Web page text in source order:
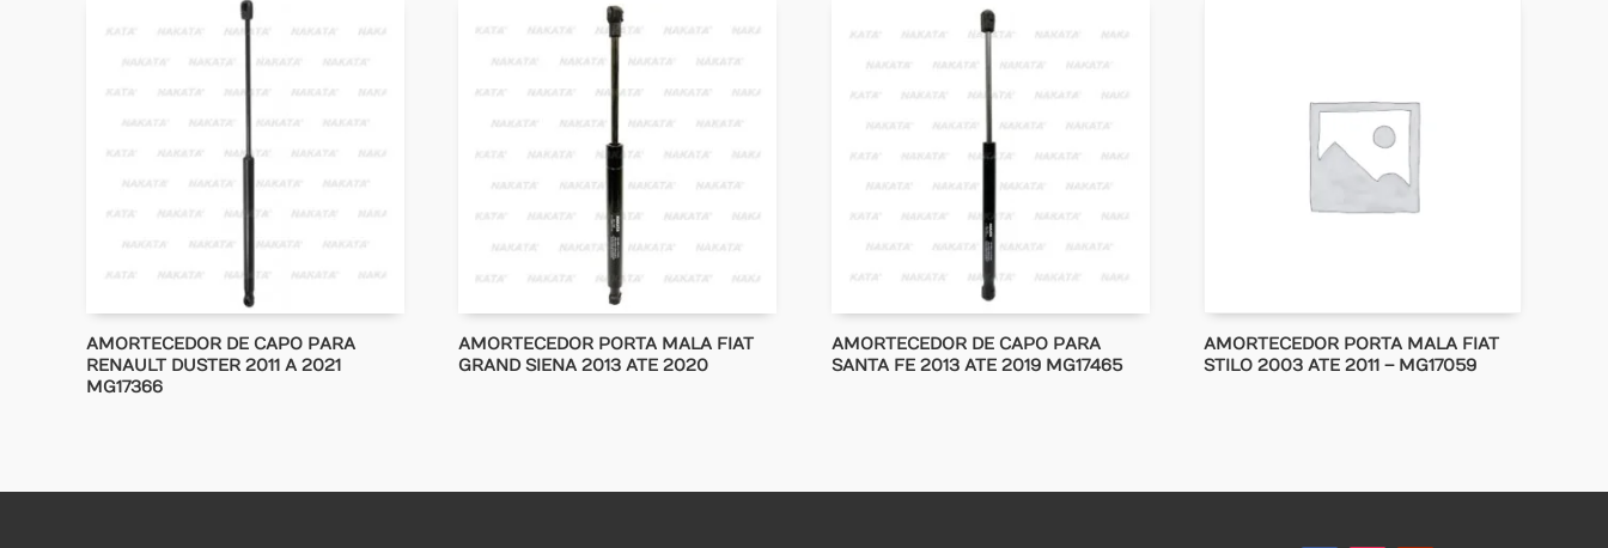
AMORTECEDOR DE CAPO PARA
RENAULT DUSTER 2011 A 2021
MG17366
AMORTECEDOR PORTA MALA FIAT
GRAND SIENA 2013 ATE 2020
AMORTECEDOR DE CAPO PARA
SANTA FE 2013 ATE 2019 MG17465
AMORTECEDOR PORTA MALA FIAT
STILO 2003 ATE 2011 – MG17059